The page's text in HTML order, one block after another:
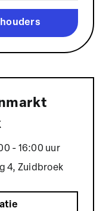
- 16:00 uur
4, Zuidbroek